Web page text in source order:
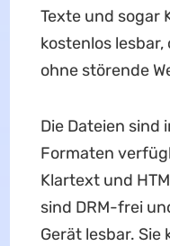
Texte und sogar
kostenlos
ohne störende
Die Dateien sind
Formaten
Klartext und
sind DRM-frei
Gerät lesbar. Sie